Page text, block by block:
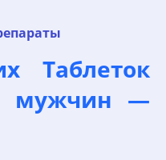
Таблеток
мужчин —